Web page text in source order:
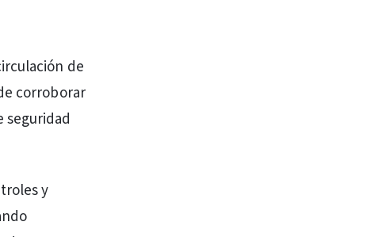
de
corroborar
seguridad
y